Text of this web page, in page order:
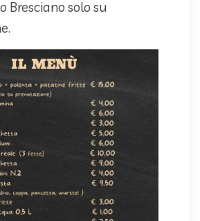
Bresciano solo su